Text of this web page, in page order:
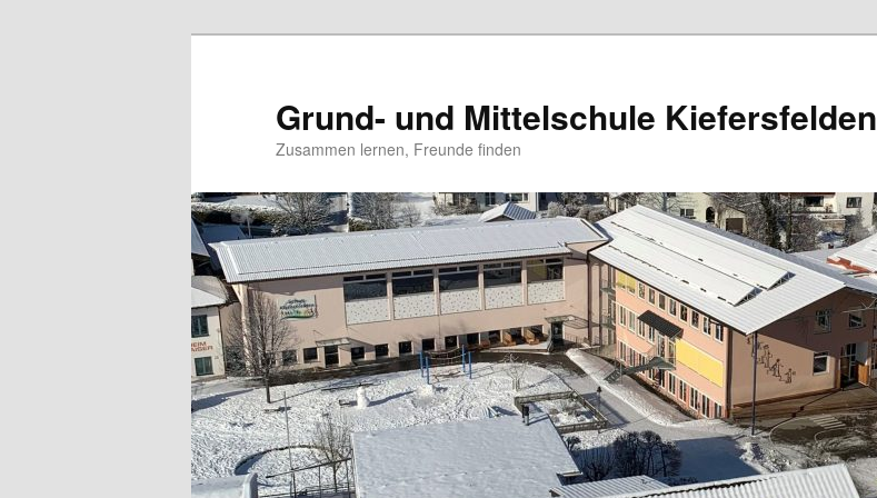
Grund- und Mittelschule Kiefersfelden
Zusammen lernen, Freunde finden